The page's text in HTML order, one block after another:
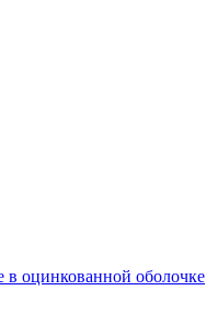
оцинкованной оболочке